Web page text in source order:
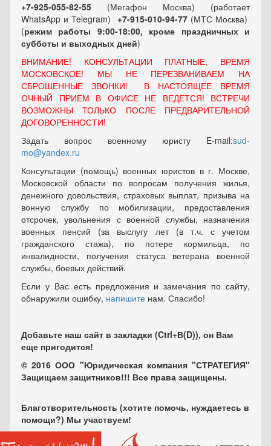
+7-925-055-82-55 (Мегафон Москва) (работает
WhatsApp и Telegram) +7-915-010-94-77 (МТС Москва)
(режим работы 9:00-18:00, кроме праздничных и
субботы и выходных дней)
ВНИМАНИЕ! КОНСУЛЬТАЦИИ ПЛАТНЫЕ, ВРЕМЯ
МОСКОВСКОЕ! МЫ НЕ ПЕРЕЗВАНИВАЕМ НА
СБРОШЕННЫЕ ЗВОНКИ! В НАСТОЯЩЕЕ ВРЕМЯ
ОЧНЫЙ ПРИЕМ В ОФИСЕ НЕ ВЕДЕТСЯ! ВСТРЕЧИ
ВОЗМОЖНЫ ТОЛЬКО ПОСЛЕ ПРЕДВАРИТЕЛЬНОЙ
ДОГОВОРЕННОСТИ!
Задать вопрос военному юристу E-mail:sud-
mo@yandex.ru
Консультации (помощь) военных юристов в г. Москве,
Московской области по вопросам получения жилья,
денежного довольствия, страховых выплат, призыва на
вонную службу по мобилизации, предоставления
отсрочек, увольнения с военной службы, назначения
военных пенсий (за выслугу лет (в т.ч. с учетом
гражданского стажа), по потере кормильца, по
инвалидности, получения статуса ветерана военной
службы, боевых действий.
Если у Вас есть предложения и замечания по сайту,
обнаружили ошибку, напишите нам. Спасибо!
Добавьте наш сайт в закладки (Ctrl+В(D)), он Вам
еще пригодится!
© 2016 ООО "Юридическая компания "СТРАТЕГИЯ"
Защищаем защитников!!! Все права защищены.
Благотворительность (хотите помочь, нуждаетесь в
помощи?) Мы участвуем!